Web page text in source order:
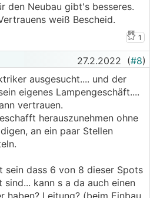
den Neubau gibt's besseres.
weiß Bescheid.
1
27.2.2022 (#8)
ausgesucht.... und der
eigenes Lampengeschäft....
vertrauen.
herauszunehmen ohne
an ein paar Stellen
sein dass 6 von 8 dieser Spots
kann s a da auch einen
haben? Leitung? (beim Einbau